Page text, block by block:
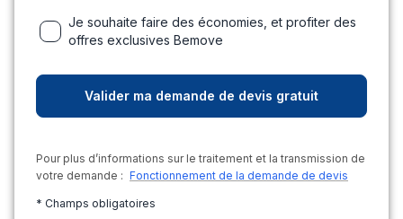
Je souhaite faire des économies, et profiter des
offres exclusives Bemove
Pour plus d’informations sur le traitement et la transmission de
votre demande : Fonctionnement de la demande de devis
* Champs obligatoires